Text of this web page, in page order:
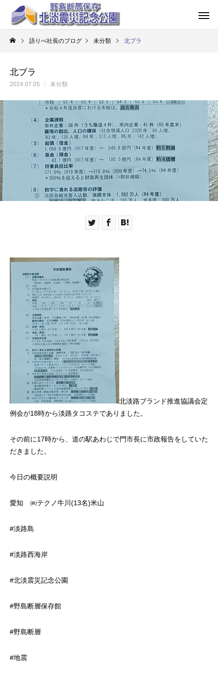
語りべ社長のブログ 未分類 北ブラ
北ブラ
2024.07.05 未分類
北淡路ブランド推進協議会定
例会が18時から淡路タコステでありました。
その前に17時から、道の駅あわじで門市長に市政報告をしていた
だきました。
今日の概要説明
愛知 ㈱テクノ牛川(13名)米山
#淡路島
#淡路西海岸
#北淡震災記念公園
#野島断層保存館
#野島断層
#地震